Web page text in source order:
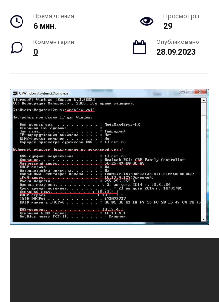
Время чтения
6 мин.
Просмотры
29
Комментарии
0
Опубликовано
28.09.2023